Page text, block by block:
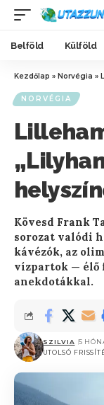
Belföld Külföld
Kezdőlap » Norvégia »
NORVÉGIA
Kövesd Frank
sorozat valódi
kávézók, az
vízpartok — élő
anekdotákkal.
UTOLSÓ
SZILVIA 5